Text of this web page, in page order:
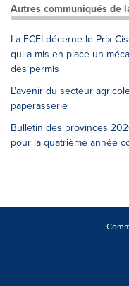
Autres communiqués de
La FCEI décerne le Prix
qui a mis en place un
des permis
L'avenir du secteur
paperasserie
Bulletin des provinces
pour la quatrième année